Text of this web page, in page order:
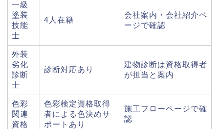
一級
塗装
技能
士
4人在籍
会社案内・会社紹介ペ
ージで確認
外装
劣化
診断
士
診断対応あり
建物診断は資格取得者
が担当と案内
色彩
関連
資格
色彩検定資格取得
者による色決めサ
ポートあり
施工フローページで確
認